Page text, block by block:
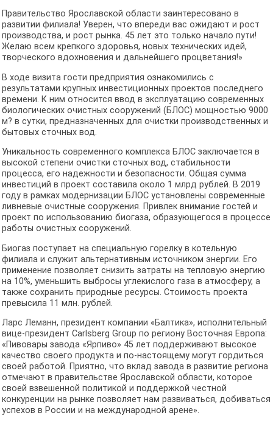
Правительство Ярославской области заинтересовано в
развитии филиала! Уверен, что впереди вас ожидают и рост
производства, и рост рынка. 45 лет это только начало пути!
Желаю всем крепкого здоровья, новых технических идей,
творческого вдохновения и дальнейшего процветания!»
В ходе визита гости предприятия ознакомились с
результатами крупных инвестиционных проектов последнего
времени. К ним относится ввод в эксплуатацию современных
биологических очистных сооружений (БЛОС) мощностью 9000
м? в сутки, предназначенных для очистки производственных и
бытовых сточных вод.
Уникальность современного комплекса БЛОС заключается в
высокой степени очистки сточных вод, стабильности
процесса, его надежности и безопасности. Общая сумма
инвестиций в проект составила около 1 млрд рублей. В 2019
году в рамках модернизации БЛОС установлены современные
ливневые очистные сооружения. Привлек внимание гостей и
проект по использованию биогаза, образующегося в процессе
работы очистных сооружений.
Биогаз поступает на специальную горелку в котельную
филиала и служит альтернативным источником энергии. Его
применение позволяет снизить затраты на тепловую энергию
на 10%, уменьшить выбросы углекислого газа в атмосферу, а
также сохранить природные ресурсы. Стоимость проекта
превысила 11 млн. рублей.
Ларс Леманн, президент компании «Балтика», исполнительный
вице-президент Carlsberg Group по региону Восточная Европа:
«Пивовары завода «Ярпиво» 45 лет поддерживают высокое
качество своего продукта и по-настоящему могут гордиться
своей работой. Приятно, что вклад завода в развитие региона
отмечают в правительстве Ярославской области, которое
своей взвешенной политикой и поддержкой честной
конкуренции на рынке позволяет нам развиваться, добиваться
успехов в России и на международной арене».